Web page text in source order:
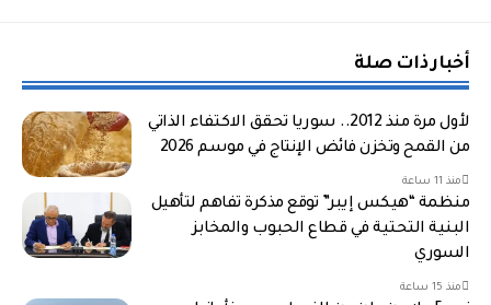
أخبار ذات صلة
لأول مرة منذ 2012.. سوريا تحقق الاكتفاء الذاتي
من القمح وتخزن فائض الإنتاج في موسم 2026
منذ 11 ساعة
منظمة “هيكس إيبر” توقع مذكرة تفاهم لتأهيل
البنية التحتية في قطاع الحبوب والمخابز
السوري
منذ 15 ساعة